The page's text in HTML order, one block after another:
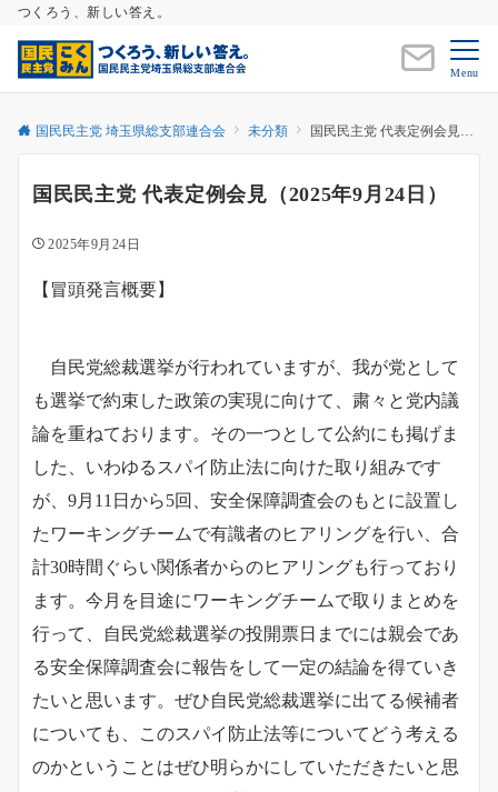
つくろう、新しい答え。
Menu
国民民主党 埼玉県総支部連合会 未分類 国民民主党 代表定例会見（2025年9月24日）
国民民主党 代表定例会見（2025年9月24日）
2025年9月24日
【冒頭発言概要】
自民党総裁選挙が行われていますが、我が党として
も選挙で約束した政策の実現に向けて、粛々と党内議
論を重ねております。その一つとして公約にも掲げま
した、いわゆるスパイ防止法に向けた取り組みです
が、9月11日から5回、安全保障調査会のもとに設置し
たワーキングチームで有識者のヒアリングを行い、合
計30時間ぐらい関係者からのヒアリングも行っており
ます。今月を目途にワーキングチームで取りまとめを
行って、自民党総裁選挙の投開票日までには親会であ
る安全保障調査会に報告をして一定の結論を得ていき
たいと思います。ぜひ自民党総裁選挙に出てる候補者
についても、このスパイ防止法等についてどう考える
のかということはぜひ明らかにしていただきたいと思